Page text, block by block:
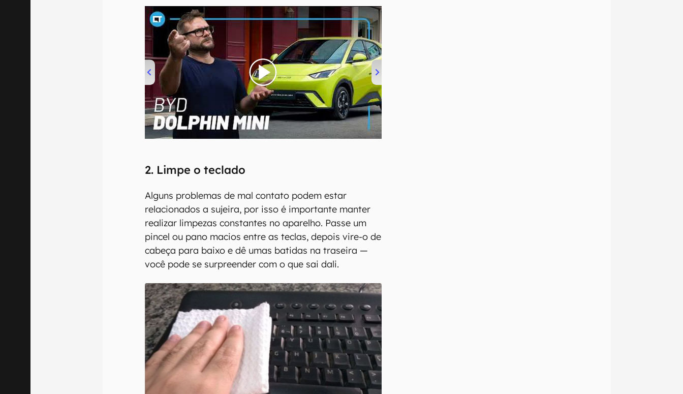
00:00/04:07
2. Limpe o teclado
Alguns problemas de mal contato podem estar
relacionados a sujeira, por isso é importante manter
realizar limpezas constantes no aparelho. Passe um
pincel ou pano macios entre as teclas, depois vire-o de
cabeça para baixo e dê umas batidas na traseira —
você pode se surpreender com o que sai dali.